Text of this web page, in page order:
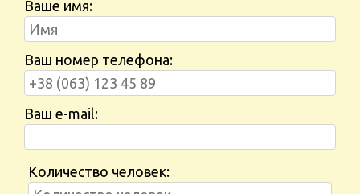
Ваше имя:
Ваш номер телефона:
Ваш e-mail:
Количество человек: